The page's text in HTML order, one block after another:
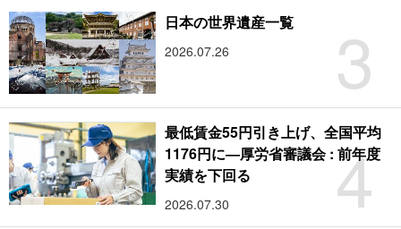
3
日本の世界遺産一覧
2026.07.26
4
最低賃金55円引き上げ、全国平均
1176円に―厚労省審議会 : 前年度
実績を下回る
2026.07.30